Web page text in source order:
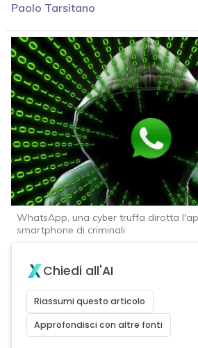
Paolo Tarsitano
WhatsApp, una cyber truffa dirotta
smartphone di criminali
Chiedi all'AI
Riassumi questo articolo
Approfondisci con altre fonti